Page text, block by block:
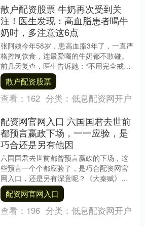
散户配资股票 牛奶再次受到关
注！医生发现：高血脂患者喝牛
奶时，多注意这6点
张阿姨今年58岁，患高血脂3年了，一直严
格控制饮食，连最爱喝的牛奶都不敢碰。
前几天复查，医生告诉她：“不用完全戒
奶，喝对了反而能补营养、助控脂。” 这话
让张阿姨....
散户配资股票
查看： 162 分类： 低息配资网开户
配资网官网入口 六国国君去世前
都预言嬴政下场，一一应验，是
巧合还是另有他因
六国国君去世前都曾预言嬴政的下场，这
些预言一个个都应验了，是巧合配资网官
网入口，还是另有深意呢？《大秦赋》已
经接近尾声，六国自韩国开始相继被秦国
吞并，原本高高在....
配资网官网入口
查看： 196 分类： 低息配资网开户